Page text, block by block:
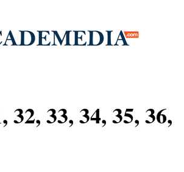
33, 34, 35, 36,